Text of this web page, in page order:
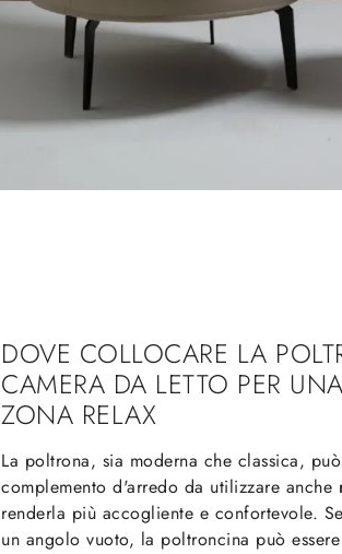
DOVE COLLOCARE LA
CAMERA DA LETTO PER
ZONA RELAX
La poltrona, sia moderna che classica,
complemento d'arredo da utilizzare anche
renderla più accogliente e confortevole.
un angolo vuoto, la poltroncina può essere